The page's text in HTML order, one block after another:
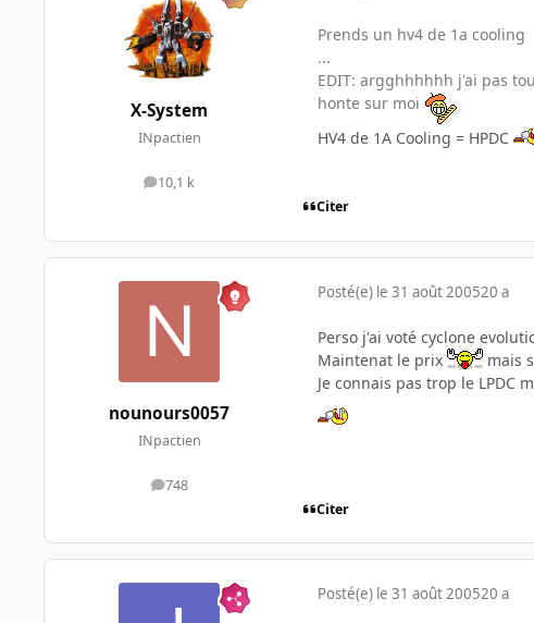
X-System
INpactien
10,1 k
messages
Prends un hv4 de 1a cooling
...
EDIT: argghhhhhh j'ai pas
honte sur moi
HV4 de 1A Cooling = HPDC
Citer
nounours0057
INpactien
748
messages
Posté(e) le 31 août 200520 a
Perso j'ai voté cyclone
Maintenat le prix
mais
Je connais pas trop le LPDC
Citer
Posté(e) le 31 août 200520 a